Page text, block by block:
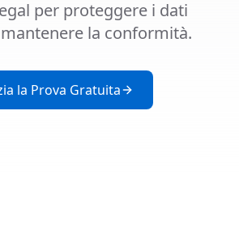
per proteggere i dati
la conformità.
la Prova Gratuita